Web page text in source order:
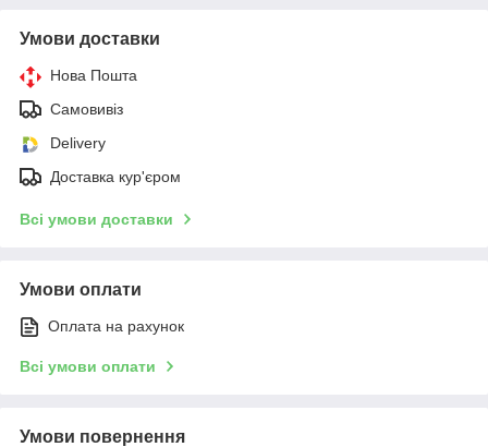
Умови доставки
Нова Пошта
Самовивіз
Delivery
Доставка кур'єром
Всі умови доставки
Умови оплати
Оплата на рахунок
Всі умови оплати
Умови повернення